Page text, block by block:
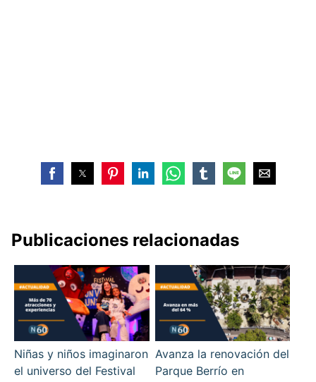
Publicaciones relacionadas
Niñas y niños imaginaron
el universo del Festival
Avanza la renovación del
Parque Berrío en